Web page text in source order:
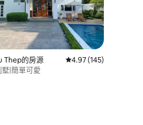
Thep的房源 從 145 則評價中獲得
4.97 (145)
|簡單可愛